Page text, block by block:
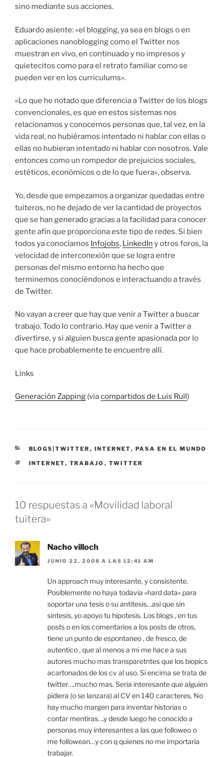
sino mediante sus acciones.
Eduardo asiente: «el blogging, ya sea en blogs o en
aplicaciones nanoblogging como el Twitter nos
muestran en vivo, en continuado y no impresos y
quietecitos como para el retrato familiar como se
pueden ver en los curriculums».
«Lo que he notado que diferencia a Twitter de los blogs
convencionales, es que en estos sistemas nos
relacionamos y conocemos personas que, tal vez, en la
vida real, no hubiéramos intentado ni hablar con ellas o
ellas no hubieran intentado ni hablar con nosotros. Vale
entonces como un rompedor de prejuicios sociales,
estéticos, económicos o de lo que fuera», observa.
Yo, desde que empezamos a organizar quedadas entre
tuiteros, no he dejado de ver la cantidad de proyectos
que se han generado gracias a la facilidad para conocer
gente afín que proporciona este tipo de redes. Si bien
todos ya conocíamos Infojobs, LinkedIn y otros foros, la
velocidad de interconexión que se logra entre
personas del mismo entorno ha hecho que
terminemos conociéndonos e interactuando a través
de Twitter.
No vayan a creer que hay que venir a Twitter a buscar
trabajo. Todo lo contrario. Hay que venir a Twitter a
divertirse, y si alguien busca gente apasionada por lo
que hace probablemente te encuentre allí.
Links
Generación Zapping (viacompartidos de Luis Rull)
CATEGORÍAS
BLOGS|TWITTER , INTERNET, PASA EN EL MUNDO
ETIQUETAS
INTERNET, TRABAJO , TWITTER
10 respuestas a «Movilidad laboral
tuitera»
Nacho villoch
JUNIO 22, 2008 A LAS 12:41 AM
Un approach muy interesante, y consistente.
Posiblemente no haya todavia «hard data» para
soportar una tesis o su antitesis…asi que sin
sintesis, yo apoyo tu hipotesis. Los blogs , en tus
posts o en los comentarios a los posts de otros,
tiene un punto de espontaneo , de fresco, de
autentico , que al menos a mi me hace a sus
autores mucho mas transparetntes que los biopics
acartonados de los cv al uso. Si encima se trata de
twitter….mucho mas. Seria interesante que alguien
pidiera (o se lanzara) al CV en 140 caracteres. No
hay mucho margen para inventar historias o
contar mentiras. ..y desde luego he conocido a
personas muy interesantes a las que followeo o
me followean…y con q quienes no me importaria
trabajar.